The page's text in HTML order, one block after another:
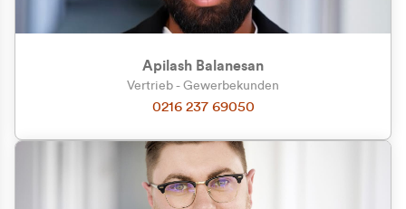
Apilash Balanesan
Vertrieb - Gewerbekunden
0216 237 69050